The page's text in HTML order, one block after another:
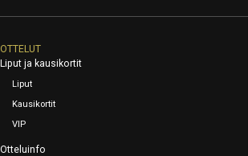
OTTELUT
Liput ja kausikortit
Liput
Kausikortit
VIP
Otteluinfo